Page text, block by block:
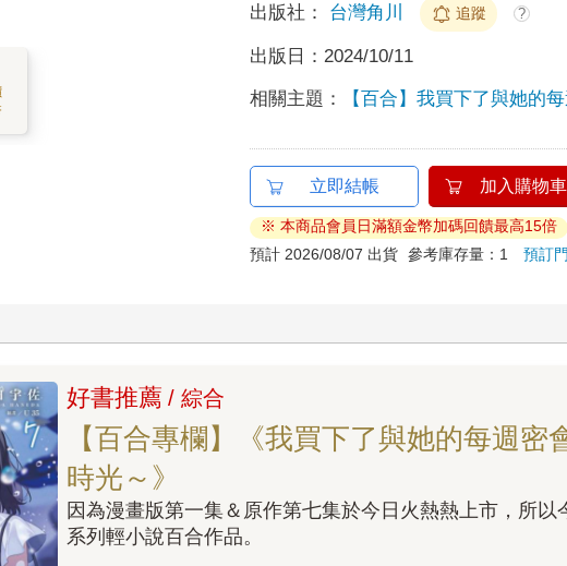
出版社： 台灣角川 追蹤 ?
出版日： 2024/10/11
相關主題： 【百合】我買下了與她的
立即結帳 加入購物車
※ 本商品會員日滿額金幣加碼回饋最高15倍
預計 2026/08/07 出貨 參考庫存量：1預訂
好書推薦 / 綜合
【百合專欄】《我買下了與她的每週
時光～》
因為漫畫版第一集＆原作第七集於今日火熱熱上市，所
系列輕小說百合作品。